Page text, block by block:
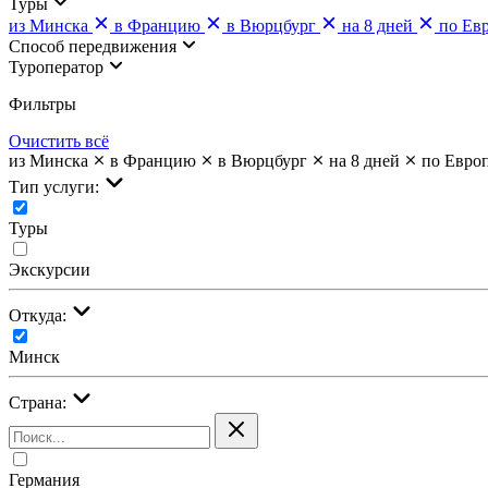
из Минска
в Францию в Вюрцбург на 8 дней
по
Cпособ передвижения
Туроператор
Фильтры
Очистить всё
из Минска
в Францию в Вюрцбург на 8 дней
по
Тип услуги:
Туры
Экскурсии
Откуда:
Минск
Страна:
Германия